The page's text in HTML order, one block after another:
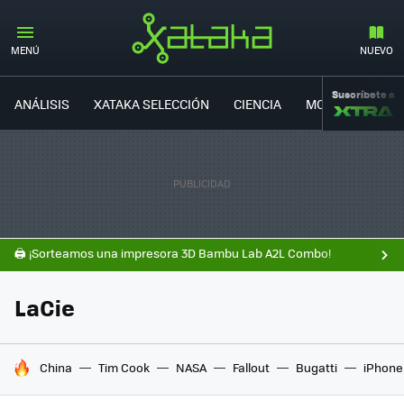
MENÚ NUEVO
ANÁLISIS XATAKA SELECCIÓN CIENCIA MOVILIDAD
Suscríbete a
🖨️ ¡Sorteamos una impresora 3D Bambu Lab A2L Combo!
LaCie
HOY SE HABLA DE
China Tim Cook NASA Fallout Bugatti iPhone